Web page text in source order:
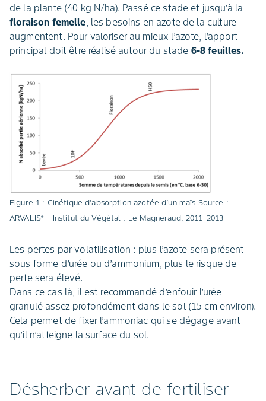
de la plante (40 kg N/ha). Passé ce stade et jusqu’à la
floraison femelle , les besoins en azote de la culture
augmentent. Pour valoriser au mieux l’azote, l’apport
principal doit être réalisé autour du stade 6-8 feuilles.
Figure 1 : Cinétique d’absorption azotée d’un maïs Source :
ARVALIS* - Institut du Végétal : Le Magneraud, 2011-2013
Les pertes par volatilisation : plus l’azote sera présent
sous forme d’urée ou d’ammonium, plus le risque de
perte sera élevé.
Dans ce cas là, il est recommandé d’enfouir l’urée
granulé assez profondément dans le sol (15 cm environ).
Cela permet de fixer l’ammoniac qui se dégage avant
qu’il n’atteigne la surface du sol.
Désherber avant de fertiliser